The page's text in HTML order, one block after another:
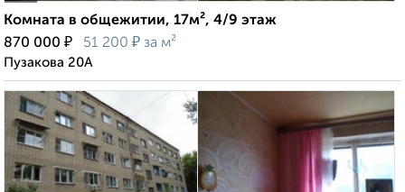
Комната в общежитии, 17м², 4/9 этаж
870 000 ₽ 51 200 ₽ за м²
Пузакова 20А